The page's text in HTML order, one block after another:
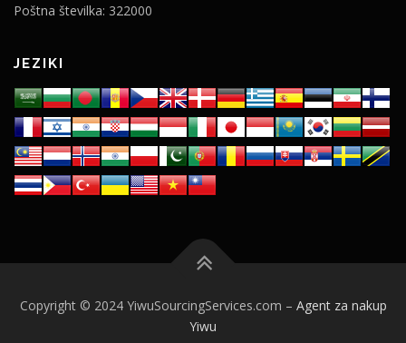
Poštna številka: 322000
JEZIKI
Copyright © 2024 YiwuSourcingServices.com – Agent za nakup
Yiwu